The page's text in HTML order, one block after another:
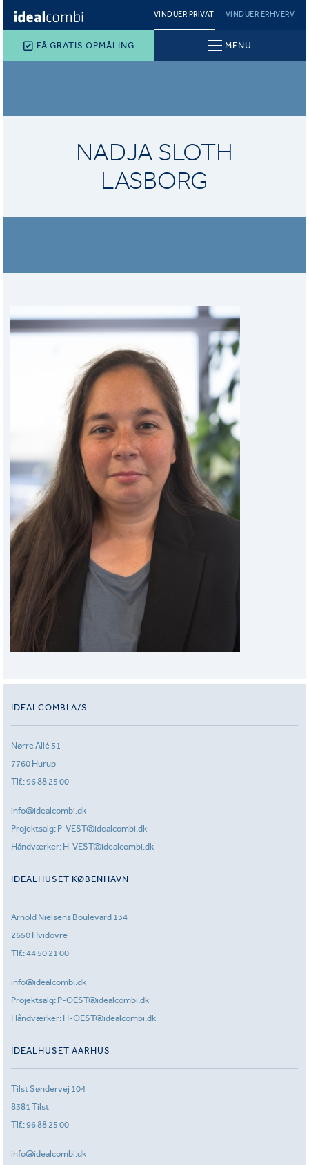
VINDUER PRIVAT VINDUER ERHVERV
FÅ GRATIS OPMÅLING MENU
NADJA SLOTH
LASBORG
IDEALCOMBI A/S
Nørre Allé 51
7760 Hurup
Tlf.:96 88 25 00
info@idealcombi.dk
Projektsalg: P-VEST@idealcombi.dk
Håndværker: H-VEST@idealcombi.dk
IDEALHUSET KØBENHAVN
Arnold Nielsens Boulevard 134
2650 Hvidovre
Tlf.:44 50 21 00
info@idealcombi.dk
Projektsalg: P-OEST@idealcombi.dk
Håndværker: H-OEST@idealcombi.dk
IDEALHUSET AARHUS
Tilst Søndervej 104
8381 Tilst
Tlf.:96 88 25 00
info@idealcombi.dk